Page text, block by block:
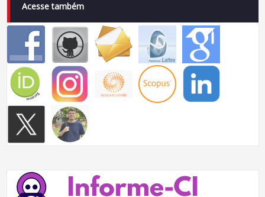
Acesse também